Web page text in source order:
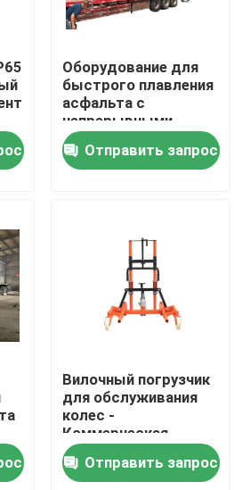
Оборудование для
быстрого плавления
асфальта с
непрерывными
мешками для
дорожного
строительства
Отправить запрос
Вилочный погрузчик
для обслуживания
колес -
Коммерческая
версия
Отправить запрос